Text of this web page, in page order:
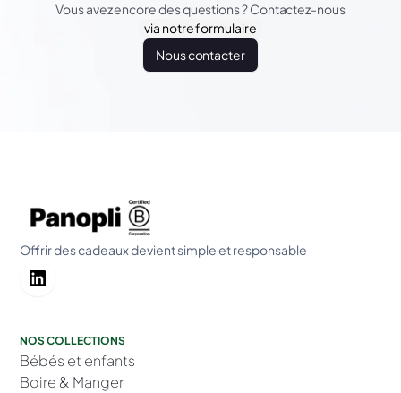
Vous avez encore des questions ? Contactez-nous
via notre formulaire
Nous contacter
Offrir des cadeaux devient simple et responsable
NOS COLLECTIONS
Bébés et enfants
Boire & Manger